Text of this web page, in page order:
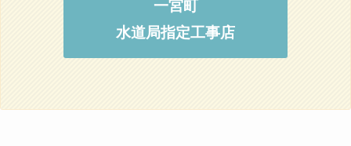
一宮町
水道局指定工事店